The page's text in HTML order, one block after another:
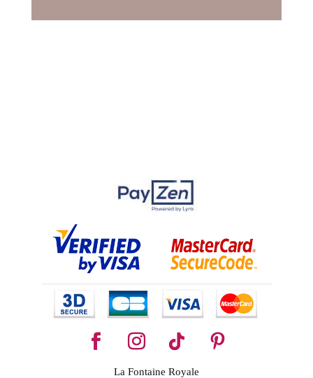
La Fontaine Royale